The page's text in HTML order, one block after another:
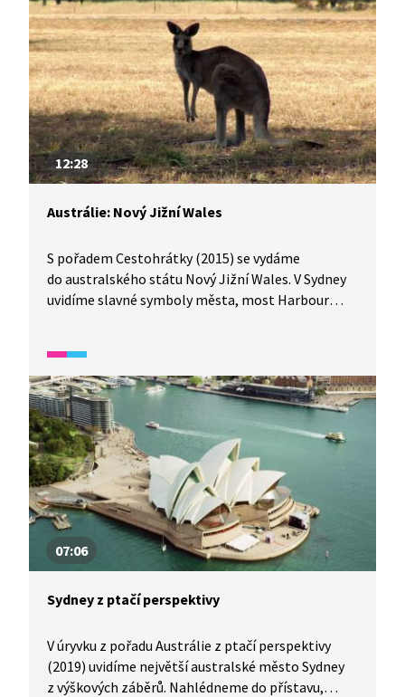
12:28
Austrálie: Nový Jižní Wales
S pořadem Cestohrátky (2015) se vydáme
do australského státu Nový Jižní Wales. V Sydney
uvidíme slavné symboly města, most Harbour
do hlavního města Austrálie, Canberry, a poté se
přesuneme do městečka Lightning Ridge,
proslulého těžbou opálů a netradičními kozími
závody. Podíváme se, jak se v Austrálii pěstuje
bavlna, a na závěr nás čeká návštěva
eukalyptových Modrých hor.
07:06
Sydney z ptačí perspektivy
V úryvku z pořadu Austrálie z ptačí perspektivy
(2019) uvidíme největší australské město Sydney
z výškových záběrů. Nahlédneme do přístavu,